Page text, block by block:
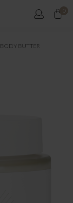
0
BODY BUTTER